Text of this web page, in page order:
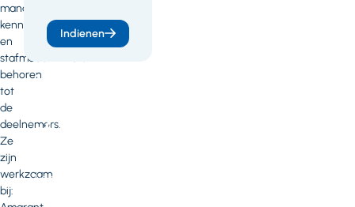
managers,
kenniscoördinatoren
en
stafmedewerkers
behoren
tot
de
deelnemers.
Ze
zijn
werkzaam
bij:
of
je
of
Neem
Indienen